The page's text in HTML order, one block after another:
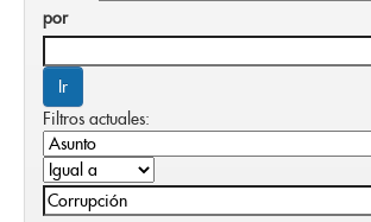
por
Filtros actuales: